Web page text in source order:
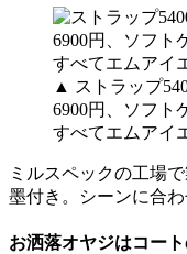
▲ ストラップ
6900円、ソフト
すべてエムアイ
ミルスペックの工場
墨付き。シーンに合
お洒落オヤジはコー